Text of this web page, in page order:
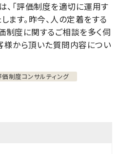
、「評価制度を適切に運用す
ます。昨今、人の定着をする
制度に関するご相談を多く伺
様から頂いた質問内容につい
制度コンサルティング